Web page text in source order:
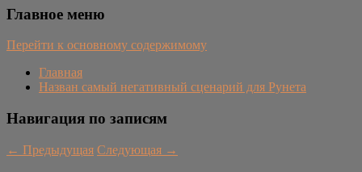
Главное меню
Перейти к основному содержимому
Главная
Назван самый негативный сценарий для Рунета
Навигация по записям
← Предыдущая Следующая →